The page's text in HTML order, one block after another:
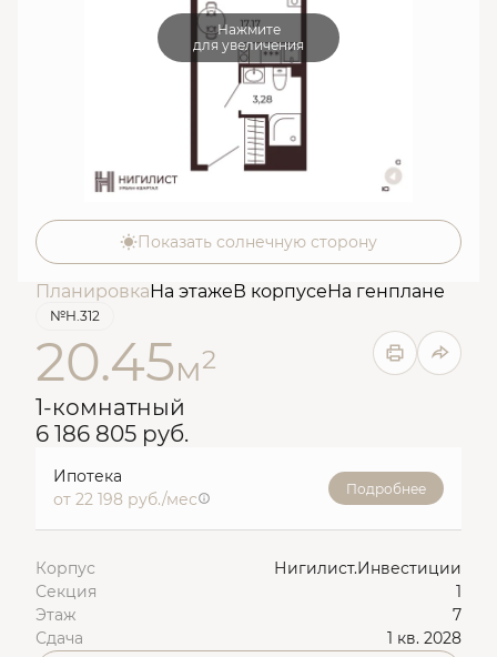
Нажмите
для увеличения
Показать солнечную сторону
ПланировкаНа этажеВ корпусеНа генплане
№Н.312
20.45м2
1-комнатный
6 186 805 руб.
Ипотека
от 22 198 руб./мес
Подробнее
Корпус
Нигилист.Инвестиции
Секция
1
Этаж
7
Сдача
1 кв. 2028